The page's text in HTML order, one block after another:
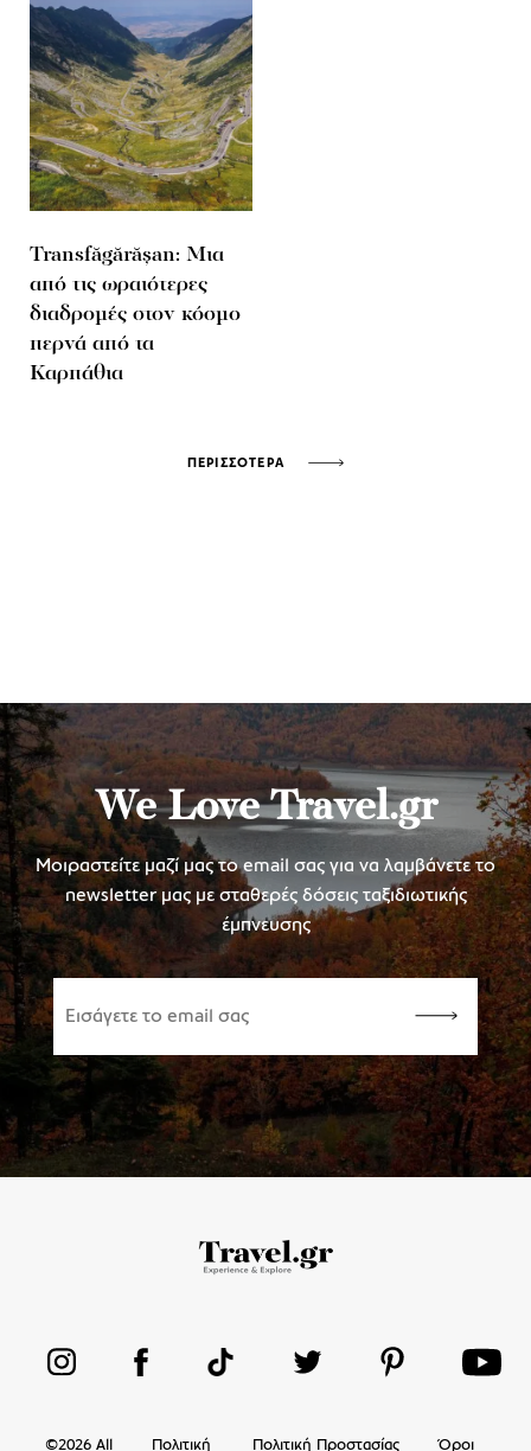
Transfăgărășan: Μια
από τις ωραιότερες
διαδρομές στον κόσμο
περνά από τα
Καρπάθια
ΠΕΡΙΣΣΟΤΕΡΑ
We Love Travel.gr
Μοιραστείτε μαζί μας το email σας για να λαμβάνετε το
newsletter μας με σταθερές δόσεις ταξιδιωτικής
έμπνευσης
©2026 All Πολιτική Πολιτική Προστασίας Όροι